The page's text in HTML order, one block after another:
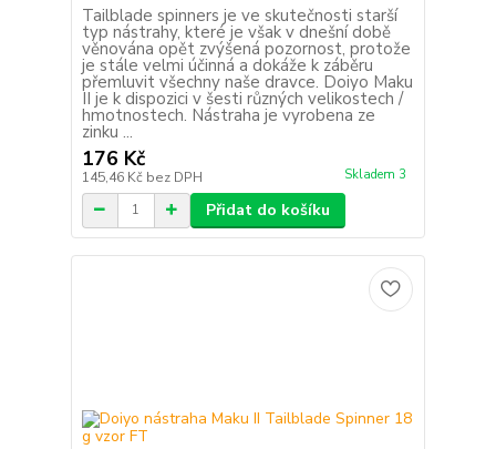
Tailblade spinners je ve skutečnosti starší
typ nástrahy, které je však v dnešní době
věnována opět zvýšená pozornost, protože
je stále velmi účinná a dokáže k záběru
přemluvit všechny naše dravce. Doiyo Maku
II je k dispozici v šesti různých velikostech /
hmotnostech. Nástraha je vyrobena ze
zinku ...
176 Kč
145,46 Kč bez DPH Skladem 3
Přidat do košíku